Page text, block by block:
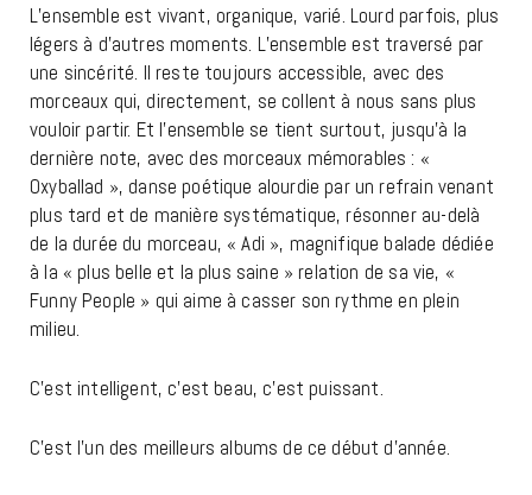
L’ensemble est vivant, organique, varié. Lourd parfois, plus
légers à d’autres moments. L’ensemble est traversé par
une sincérité. Il reste toujours accessible, avec des
morceaux qui, directement, se collent à nous sans plus
vouloir partir. Et l’ensemble se tient surtout, jusqu’à la
dernière note, avec des morceaux mémorables : «
Oxyballad », danse poétique alourdie par un refrain venant
plus tard et de manière systématique, résonner au-delà
de la durée du morceau, « Adi », magnifique balade dédiée
à la « plus belle et la plus saine » relation de sa vie, «
Funny People » qui aime à casser son rythme en plein
milieu.
C’est intelligent, c’est beau, c’est puissant.
C’est l’un des meilleurs albums de ce début d’année.